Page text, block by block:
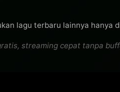
lagu terbaru lainnya hanya
streaming cepat tanpa